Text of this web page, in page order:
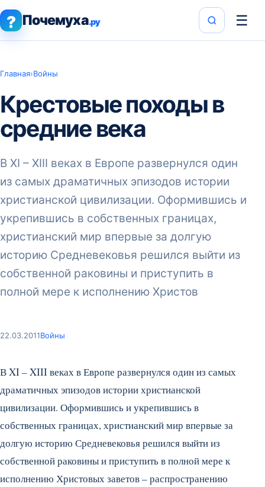
? Почемуха.ру ☰
Главная›Войны
Крестовые походы в
средние века
В XI – XIII веках в Европе развернулся один
из самых драматичных эпизодов истории
христианской цивилизации. Оформившись и
укрепившись в собственных границах,
христианский мир впервые за долгую
историю Средневековья решился выйти из
собственной раковины и приступить в
полной мере к исполнению Христов
22.03.2011Войны
В XI – XIII веках в Европе развернулся один из самых
драматичных эпизодов истории христианской
цивилизации. Оформившись и укрепившись в
собственных границах, христианский мир впервые за
долгую историю Средневековья решился выйти из
собственной раковины и приступить в полной мере к
исполнению Христовых заветов – распространению